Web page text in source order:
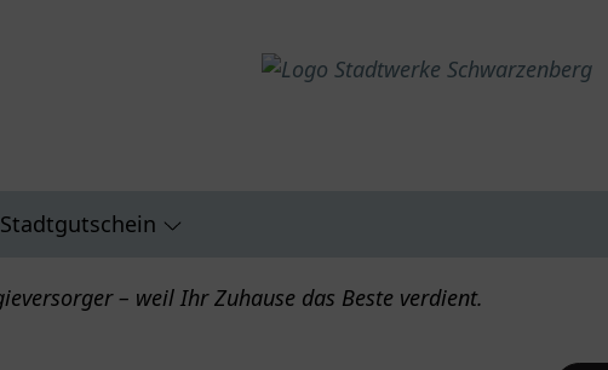
Stadtgutschein